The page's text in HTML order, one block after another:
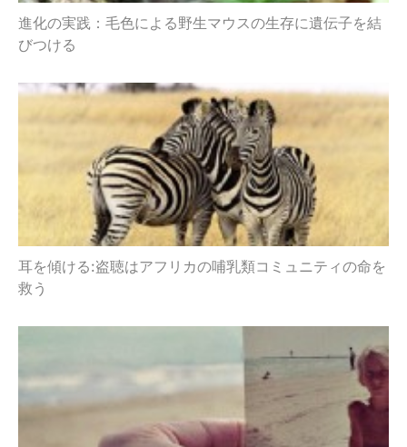
進化の実践：毛色による野生マウスの生存に遺伝子を結
びつける
耳を傾ける:盗聴はアフリカの哺乳類コミュニティの命を
救う